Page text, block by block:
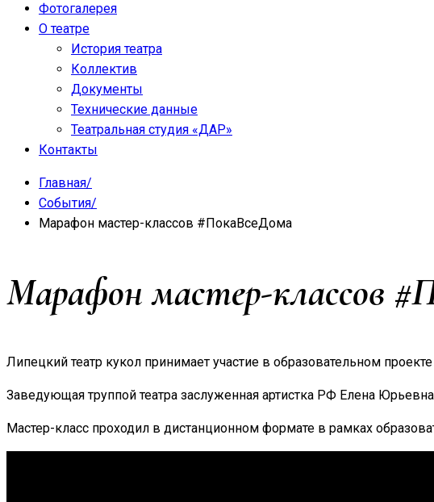
Фотогалерея
О театре
История театра
Коллектив
Документы
Технические данные
Театральная студия «ДАР»
Контакты
Главная/
События/
Марафон мастер-классов #ПокаВсеДома
Марафон мастер-классов
Липецкий театр кукол принимает участие в образовательном проекте
Заведующая труппой театра заслуженная артистка РФ Елена
Мастер-класс проходил в дистанционном формате в рамках